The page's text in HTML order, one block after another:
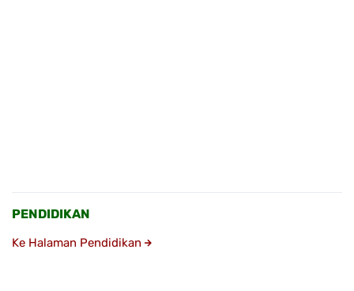
PENDIDIKAN
Ke Halaman Pendidikan